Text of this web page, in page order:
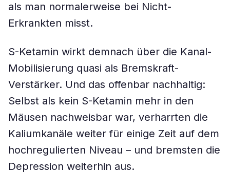
als man normalerweise bei Nicht-
Erkrankten misst.
S-Ketamin wirkt demnach über die Kanal-
Mobilisierung quasi als Bremskraft-
Verstärker. Und das offenbar nachhaltig:
Selbst als kein S-Ketamin mehr in den
Mäusen nachweisbar war, verharrten die
Kaliumkanäle weiter für einige Zeit auf dem
hochregulierten Niveau – und bremsten die
Depression weiterhin aus.